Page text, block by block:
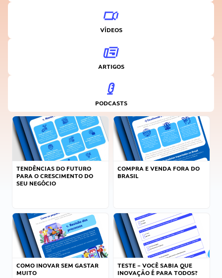
VÍDEOS
ARTIGOS
PODCASTS
TENDÊNCIAS DO FUTURO
PARA O CRESCIMENTO DO
SEU NEGÓCIO
COMPRA E VENDA FORA DO
BRASIL
COMO INOVAR SEM GASTAR
MUITO
TESTE – VOCÊ SABIA QUE
INOVAÇÃO É PARA TODOS?